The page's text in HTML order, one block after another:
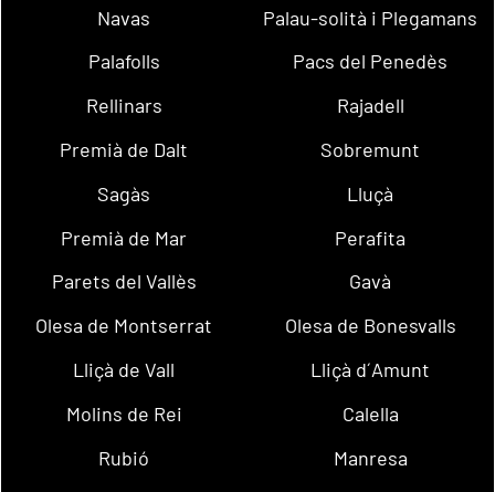
Navas
Palau-solità i Plegamans
Palafolls
Pacs del Penedès
Rellinars
Rajadell
Premià de Dalt
Sobremunt
Sagàs
Lluçà
Premià de Mar
Perafita
Parets del Vallès
Gavà
Olesa de Montserrat
Olesa de Bonesvalls
Lliçà de Vall
Lliçà d´Amunt
Molins de Rei
Calella
Rubió
Manresa